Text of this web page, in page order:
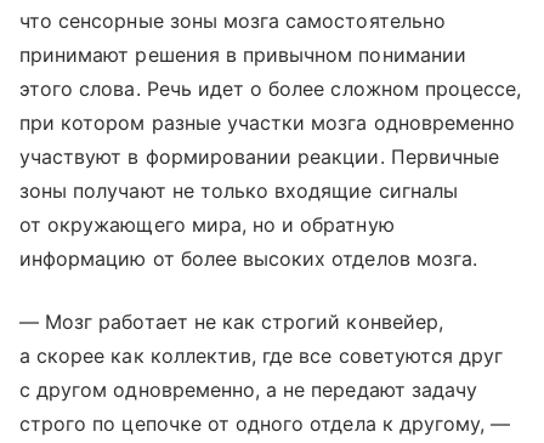
что сенсорные зоны мозга самостоятельно
принимают решения в привычном понимании
этого слова. Речь идет о более сложном процессе,
при котором разные участки мозга одновременно
участвуют в формировании реакции. Первичные
зоны получают не только входящие сигналы
от окружающего мира, но и обратную
информацию от более высоких отделов мозга.
— Мозг работает не как строгий конвейер,
а скорее как коллектив, где все советуются друг
с другом одновременно, а не передают задачу
строго по цепочке от одного отдела к другому, —